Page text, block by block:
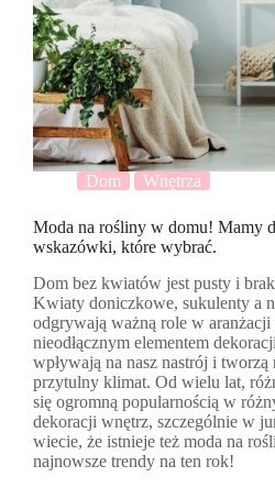
Dom Wnętrza
Moda na rośliny w domu! Mamy
wskazówki, które wybrać.
Dom bez kwiatów jest pusty i
Kwiaty doniczkowe, sukulenty a
odgrywają ważną role w aranżacji
nieodłącznym elementem
wpływają na nasz nastrój i tworzą
przytulny klimat. Od wielu lat,
się ogromną popularnością w
dekoracji wnętrz, szczególnie w
wiecie, że istnieje też moda na
najnowsze trendy na ten rok!